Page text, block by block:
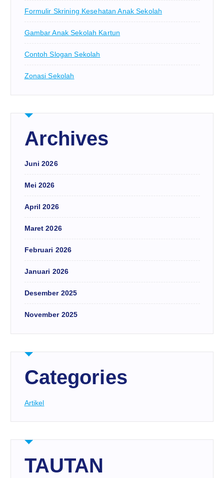
Formulir Skrining Kesehatan Anak Sekolah
Gambar Anak Sekolah Kartun
Contoh Slogan Sekolah
Zonasi Sekolah
Archives
Juni 2026
Mei 2026
April 2026
Maret 2026
Februari 2026
Januari 2026
Desember 2025
November 2025
Categories
Artikel
TAUTAN